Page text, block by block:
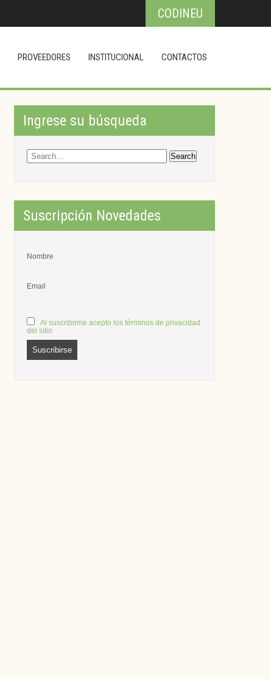
CODINEU
PROVEEDORES INSTITUCIONAL CONTACTOS
Ingrese su búsqueda
Suscripción Novedades
Nombre
Email
Al suscribirme acepto los términos de privacidad
del sitio